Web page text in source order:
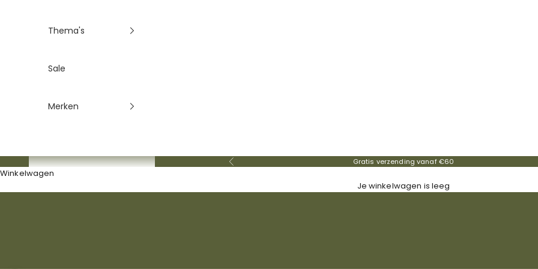
Thema's
Sale
Merken
Vorige Gratis verzending vanaf €60
Winkelwagen
Je winkelwagen is leeg
Engel Natur